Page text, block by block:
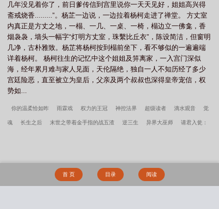
几年没见着你了，前日爹传信到宫里说你一天天见好，姐姐高兴得
斋戒烧香.........”。杨芷一边说，一边拉着杨柯走进了禅堂。 方丈室
内真正是方丈之地，一榻、一几、一桌、一椅，榻边立一佛龛，香
烟袅袅，墙头一幅字“灯明方丈室，珠繫比丘衣”，陈设简洁，但窗明
几净，古朴雅致。杨芷将杨柯按到榻前坐下，看不够似的一遍遍端
详着杨柯。 杨柯往生的记忆中这个姐姐及笄离家，一入宫门深似
海，经年累月难与家人见面，天伦隔绝，独自一人不知历经了多少
宫廷险恶，直至被立为皇后，父亲及两个叔叔也深得皇帝宠信，权
势如...
你的温柔恰如昨 雨霖戏 权力的王冠 神控法界 超级读者 滴水观音 觉
魂 长生之后 末世之带着金手指的战五渣 逆三生 异界大巫师 请君入瓮：
传奇人生，真实改编 休闲性爱关系（伪NP真纯爱） hello，男神嫁给你
首 页 目录 阅读